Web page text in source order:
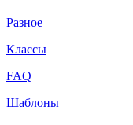
Разное
Классы
FAQ
Шаблоны